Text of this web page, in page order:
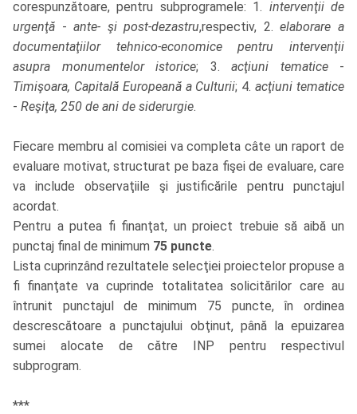
corespunzătoare, pentru subprogramele: 1. intervenţii de
urgenţă - ante- şi post-dezastru,respectiv, 2.elaborare a
documentaţiilor tehnico-economice pentru intervenţii
asupra monumentelor istorice; 3. acţiuni tematice-
Timişoara, Capitală Europeană a Culturii; 4.acţiuni tematice
- Reşiţa, 250 de ani de siderurgie.
Fiecare membru al comisiei va completa câte un raport de
evaluare motivat, structurat pe baza fişei de evaluare, care
va include observaţiile şi justificările pentru punctajul
acordat.
Pentru a putea fi finanţat, un proiect trebuie să aibă un
punctaj final de minimum 75 puncte.
Lista cuprinzând rezultatele selecţiei proiectelor propuse a
fi finanţate va cuprinde totalitatea solicitărilor care au
întrunit punctajul de minimum 75 puncte, în ordinea
descrescătoare a punctajului obţinut, până la epuizarea
sumei alocate de către INP pentru respectivul
subprogram.
***